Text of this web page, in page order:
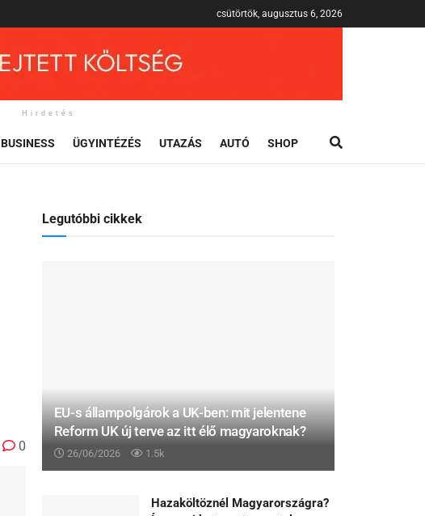
csütörtök, augusztus 6, 2026
Hirdetés
BUSINESS ÜGYINTÉZÉS UTAZÁS AUTÓ SHOP
0
Legutóbbi cikkek
EU-s állampolgárok a UK-ben: mit jelentene
Reform UK új terve az itt élő magyaroknak?
26/06/2026 1.5k
Hazaköltöznél Magyarországra?